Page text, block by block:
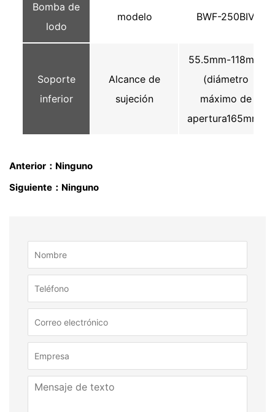
Bomba de
lodo
modelo BWF-250BIV
Soporte
inferior
Alcance de
sujeción
55.5mm-118mm
(diámetro
máximo de
apertura165mm)
Anterior：Ninguno
Siguiente：Ninguno